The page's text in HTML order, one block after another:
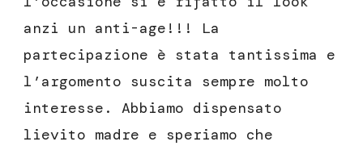
anzi un anti-age!!! La
partecipazione è stata tantissima e
l’argomento suscita sempre molto
interesse. Abbiamo dispensato
lievito madre e speriamo che